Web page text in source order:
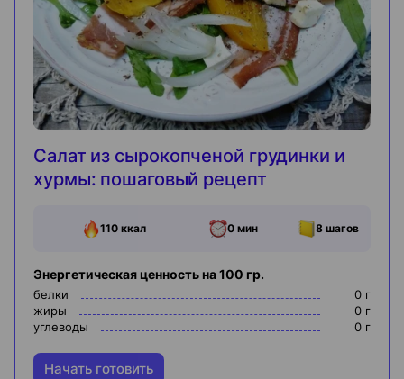
Салат из сырокопченой грудинки и
хурмы: пошаговый рецепт
110ккал 0 мин 8 шагов
Энергетическая ценность на 100 гр.
белки 0 г
жиры
0 г
углеводы
0 г
Начать готовить